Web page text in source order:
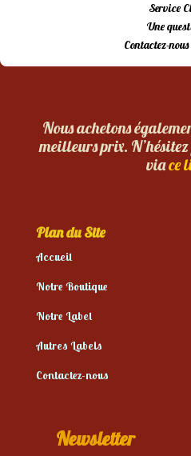
Service
Une
Contactez-
Nous achetons
meilleurs prix.
viace
Plan du Site
Accueil
Notre Boutique
Notre Label
Autres Labels
Contactez-nous
Newsletter